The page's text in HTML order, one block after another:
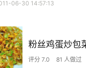
06-30 14:57:13
评分 7.0 81 人做过